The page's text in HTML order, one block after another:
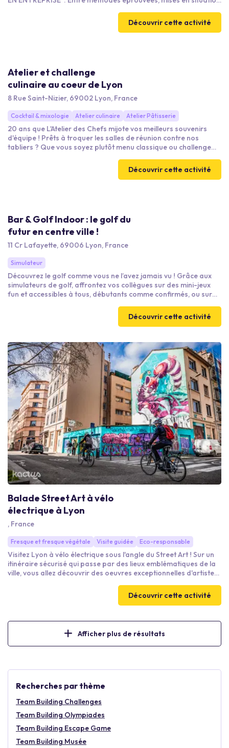
vos collaborateurs des outils puissants pour cultiver un mindset
positif, renforcer leur motivation et stimuler la performance.
Découvrir cette activité
Atelier et challenge
culinaire au coeur de Lyon
8 Rue Saint-Nizier, 69002 Lyon, France
Cocktail & mixologie
20 ans que L'Atelier des Chefs mijote vos meilleurs souvenirs
d'équipe ! Prêts à troquer les salles de réunion contre nos
tabliers ? Que vous soyez plutôt menu classique ou challenge
culinaire épicé, notre atelier de Lyon, situé sur la presque-île,
privatise ses fourneaux pour vos groupes de 6 à 100
personnes. Pas de recette toute faite : on concocte un devis sur
budget et à vos impératifs. On passe à table ?
Découvrir cette activité
Bar & Golf Indoor : le golf du
futur en centre ville !
11 Cr Lafayette, 69006 Lyon, France
Simulateur
Découvrez le golf comme vous ne l’avez jamais vu ! Grâce aux
simulateurs de golf, affrontez vos collègues sur des mini-jeux
fun et accessibles à tous, débutants comme confirmés, ou sur
des centaines de parcours qui vous feront voyager à travers le
des planches & assiettes à partager pour vous restaurer. Idéal
niveau. Rires, bonne humeur et challenge garantis ! ⛳
Découvrir cette activité